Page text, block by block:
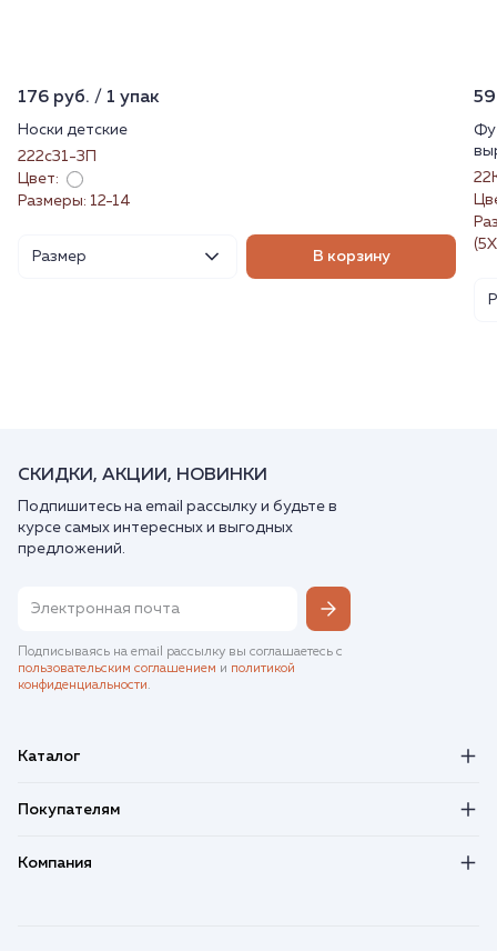
176 руб. / 1 упак
Носки детские
222с31-3П
Цвет:
Размеры: 12-14
Размер В корзину
СКИДКИ, АКЦИИ, НОВИНКИ
Подпишитесь на email рассылку и будьте в
курсе самых интересных и выгодных
предложений.
Подписываясь на email рассылку вы соглашаетесь с
пользовательским соглашением и политикой
конфиденциальности.
Каталог
Покупателям
Компания